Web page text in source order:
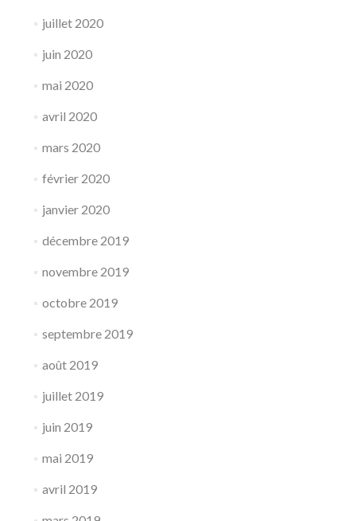
juillet 2020
juin 2020
mai 2020
avril 2020
mars 2020
février 2020
janvier 2020
décembre 2019
novembre 2019
octobre 2019
septembre 2019
août 2019
juillet 2019
juin 2019
mai 2019
avril 2019